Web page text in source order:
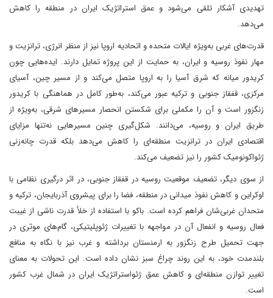
تهدیدی آشکار تلقی می‌شود و عمق استراتژیک ایران در منطقه را کاهش
می‌دهد.
قدرت‌های غربی به‌ویژه ایالات متحده و اتحادیه اروپا نیز از منظر انرژی، ترانزیت و
مهار نفوذ روسیه و ایران، به حمایت از این پروژه تمایل دارند. ایده‌هایی چون
کریدور میانه که شرق آسیا را به اروپا متصل می‌کند و از مسیر چین، آسیای
مرکزی، قفقاز جنوبی و ترکیه عبور می‌کند، به‌طور کامل در هماهنگی با کریدور
زنگزور است و آن را مکملی برای شکستن انحصار مسیرهای شرقی، به‌ویژه از
طریق ایران و روسیه، می‌دانند. شکل‌گیری چنین مسیرهایی نه‌تنها مزایای
اقتصادی ایران در ترانزیت منطقه‌ای را کاهش می‌دهد بلکه قدرت چانه‌زنی
ژئواکونومیک کشور را نیز تضعیف می‌کند.
از سوی دیگر، تضعیف موقعیت روسیه در قفقاز جنوبی، در اثر درگیری نظامی با
اوکراین و کاهش نفوذ میدانی در منطقه، فضا را برای پیشروی آذربایجان، ترکیه و
متحدان غربی‌شان فراهم کرده است. باکو با استفاده از خلأ قدرت ناشی از غیبت
فعال روسیه و انفعال آن در مواجهه با تغییرات ژئوپلیتیکی، گام‌های موثری در
جهت تحمیل طرح زنگزور به ارمنستان برداشته و غرب نیز با نگاه به منافع
بلندمدت خود، به این روند چراغ سبز نشان داده است. این تحولات به معنای
تغییر توازن منطقه‌ای و کاهش عمق ژئواستراتژیک ایران در شمال غرب کشور
است.